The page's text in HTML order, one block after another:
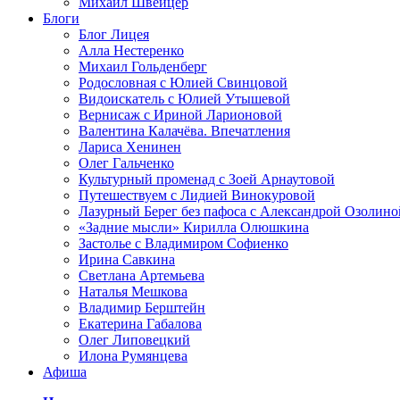
Блоги
Блог Лицея
Алла Нестеренко
Михаил Гольденберг
Родословная с Юлией Свинцовой
Видоискатель с Юлией Утышевой
Вернисаж с Ириной Ларионовой
Валентина Калачёва. Впечатления
Лариса Хенинен
Олег Гальченко
Культурный променад с Зоей Арнаутовой
Путешествуем с Лидией Винокуровой
Лазурный Берег без пафоса с Александрой
«Задние мысли» Кирилла Олюшкина
Застолье с Владимиром Софиенко
Ирина Савкина
Светлана Артемьева
Наталья Мешкова
Владимир Берштейн
Екатерина Габалова
Олег Липовецкий
Илона Румянцева
Афиша